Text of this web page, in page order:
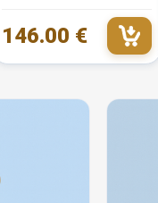
146.00 €